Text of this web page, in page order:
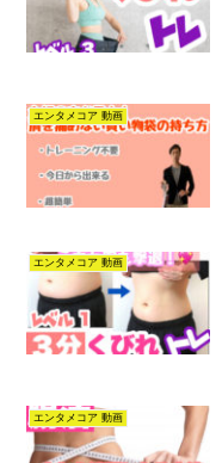
エンタメコア 動画
エンタメコア 動画
エンタメコア 動画